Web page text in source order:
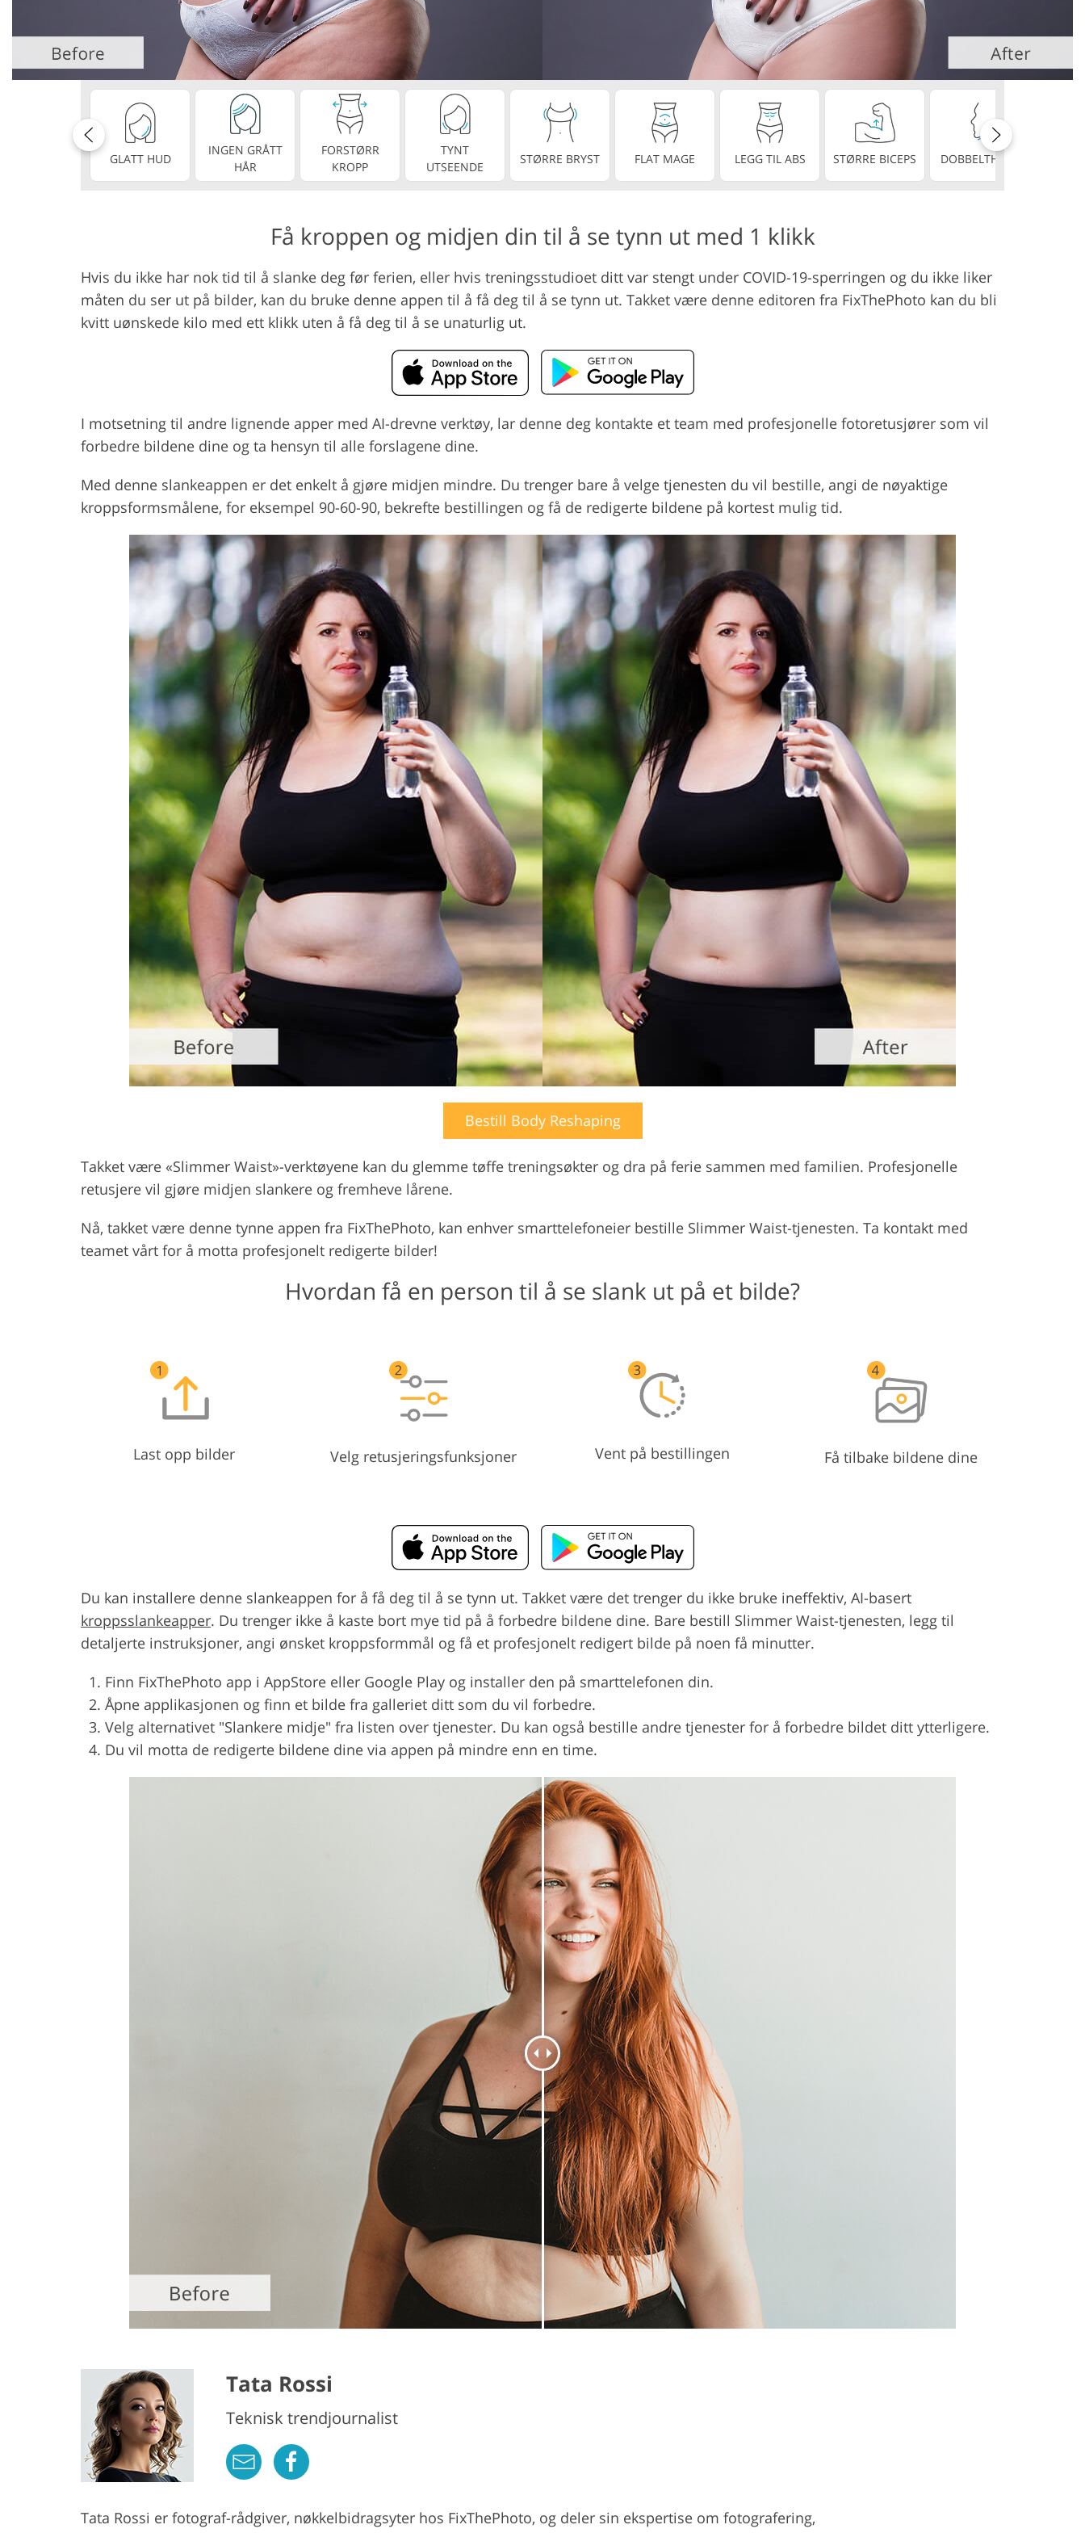
Produktfotoredigering Redigering av smykkefoto Videoredigeringstjenester
GLATT HUD
INGEN GRÅTT
HÅR
FORSTØRR
KROPP
TYNT
UTSEENDE
STØRRE BRYST FLAT MAGE LEGG TIL ABS STØRRE BICEPS DOBBELTHAKE
Få kroppen og midjen din til å se tynn ut med 1 klikk
Hvis du ikke har nok tid til å slanke deg før ferien, eller hvis treningsstudioet ditt var stengt under COVID-19-sperringen og du ikke liker
måten du ser ut på bilder, kan du bruke denne appen til å få deg til å se tynn ut. Takket være denne editoren fra FixThePhoto kan du bli
kvitt uønskede kilo med ett klikk uten å få deg til å se unaturlig ut.
I motsetning til andre lignende apper med AI-drevne verktøy, lar denne deg kontakte et team med profesjonelle fotoretusjører som vil
forbedre bildene dine og ta hensyn til alle forslagene dine.
Med denne slankeappen er det enkelt å gjøre midjen mindre. Du trenger bare å velge tjenesten du vil bestille, angi de nøyaktige
kroppsformsmålene, for eksempel 90-60-90, bekrefte bestillingen og få de redigerte bildene på kortest mulig tid.
Bestill Body Reshaping
Takket være «Slimmer Waist»-verktøyene kan du glemme tøffe treningsøkter og dra på ferie sammen med familien. Profesjonelle
retusjere vil gjøre midjen slankere og fremheve lårene.
Nå, takket være denne tynne appen fra FixThePhoto, kan enhver smarttelefoneier bestille Slimmer Waist-tjenesten. Ta kontakt med
teamet vårt for å motta profesjonelt redigerte bilder!
Hvordan få en person til å se slank ut på et bilde?
Last opp bilder Velg retusjeringsfunksjoner Vent på bestillingen Få tilbake bildene dine
Du kan installere denne slankeappen for å få deg til å se tynn ut. Takket være det trenger du ikke bruke ineffektiv, AI-basert
kroppsslankeapper. Du trenger ikke å kaste bort mye tid på å forbedre bildene dine. Bare bestill Slimmer Waist-tjenesten, legg til
detaljerte instruksjoner, angi ønsket kroppsformmål og få et profesjonelt redigert bilde på noen få minutter.
Finn FixThePhoto app i AppStore eller Google Play og installer den på smarttelefonen din.
Åpne applikasjonen og finn et bilde fra galleriet ditt som du vil forbedre.
Velg alternativet "Slankere midje" fra listen over tjenester. Du kan også bestille andre tjenester for å forbedre bildet ditt ytterligere.
Du vil motta de redigerte bildene dine via appen på mindre enn en time.
Tata Rossi
Teknisk trendjournalist
Tata Rossi er fotograf-rådgiver, nøkkelbidragsyter hos FixThePhoto, og deler sin ekspertise om fotografering,